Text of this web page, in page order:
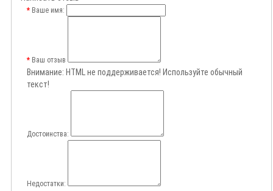
Ваше имя:
Ваш отзыв
Внимание: HTML не поддерживается! Используйте обычный
текст!
Достоинства:
Недостатки: